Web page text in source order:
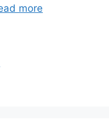
more